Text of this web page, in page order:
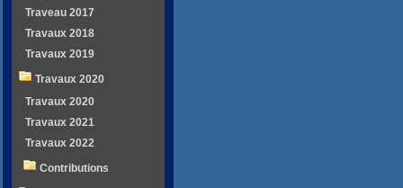
Traveau 2017
Travaux 2018
Travaux 2019
Travaux 2020
Travaux 2020
Travaux 2021
Travaux 2022
Contributions